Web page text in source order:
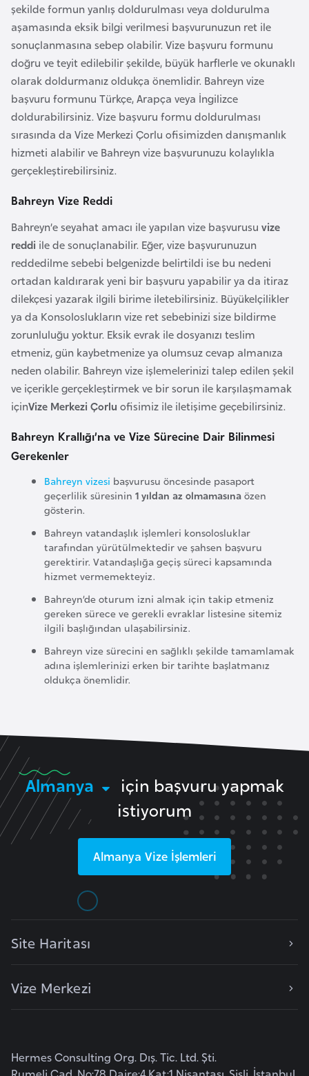
şekilde formun yanlış doldurulması veya doldurulma
aşamasında eksik bilgi verilmesi başvurunuzun ret ile
sonuçlanmasına sebep olabilir. Vize başvuru formunu
doğru ve teyit edilebilir şekilde, büyük harflerle ve okunaklı
olarak doldurmanız oldukça önemlidir. Bahreyn vize
başvuru formunu Türkçe, Arapça veya İngilizce
doldurabilirsiniz. Vize başvuru formu doldurulması
sırasında da Vize Merkezi Çorlu ofisimizden danışmanlık
hizmeti alabilir ve Bahreyn vize başvurunuzu kolaylıkla
gerçekleştirebilirsiniz.
Bahreyn Vize Reddi
Bahreyn’e seyahat amacı ile yapılan vize başvurusu vize
reddi ile de sonuçlanabilir. Eğer, vize başvurunuzun
reddedilme sebebi belgenizde belirtildi ise bu nedeni
ortadan kaldırarak yeni bir başvuru yapabilir ya da itiraz
dilekçesi yazarak ilgili birime iletebilirsiniz. Büyükelçilikler
ya da Konsoloslukların vize ret sebebinizi size bildirme
zorunluluğu yoktur. Eksik evrak ile dosyanızı teslim
etmeniz, gün kaybetmenize ya olumsuz cevap almanıza
neden olabilir. Bahreyn vize işlemelerinizi talep edilen şekil
ve içerikle gerçekleştirmek ve bir sorun ile karşılaşmamak
içinVize Merkezi Çorlu ofisimiz ile iletişime geçebilirsiniz.
Bahreyn Krallığı’na ve Vize Sürecine Dair Bilinmesi
Gerekenler
Bahreyn vizesi başvurusu öncesinde pasaport
geçerlilik süresinin 1 yıldan az olmamasınaözen
gösterin.
Bahreyn vatandaşlık işlemleri konsolosluklar
tarafından yürütülmektedir ve şahsen başvuru
gerektirir. Vatandaşlığa geçiş süreci kapsamında
hizmet vermemekteyiz.
Bahreyn’de oturum izni almak için takip etmeniz
gereken sürece ve gerekli evraklar listesine sitemiz
ilgili başlığından ulaşabilirsiniz.
Bahreyn vize sürecini en sağlıklı şekilde tamamlamak
adına işlemlerinizi erken bir tarihte başlatmanız
oldukça önemlidir.
Almanya
için başvuru yapmak
istiyorum
Almanya Vize İşlemleri
Site Haritası
Vize Merkezi
Hermes Consulting Org. Dış. Tic. Ltd. Şti.
Ç
e
k
C
u
m
h
u
r
y
e
t
i
C
e
z
a
y
i
r
C
i
a
r
k
a
D
a
k